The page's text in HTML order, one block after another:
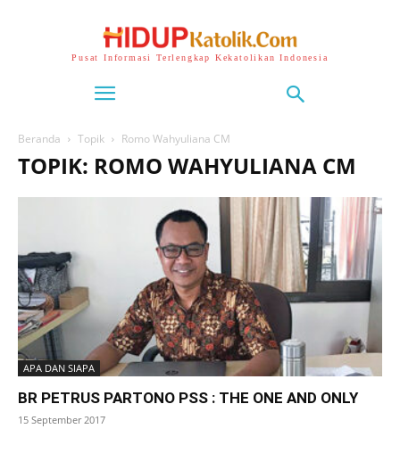
Pusat Informasi Terlengkap Kekatolikan Indonesia
Beranda Topik Romo Wahyuliana CM
TOPIK: ROMO WAHYULIANA CM
APA DAN SIAPA
BR PETRUS PARTONO PSS : THE ONE AND ONLY
15 September 2017